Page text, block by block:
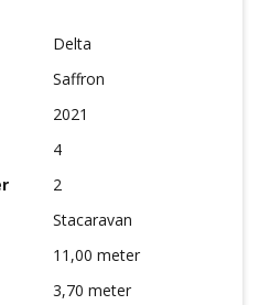
Delta
Saffron
2021
4
2
Stacaravan
11,00 meter
3,70 meter